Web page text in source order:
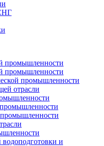
промышленности
промышленности
промышленности
отрасли
и